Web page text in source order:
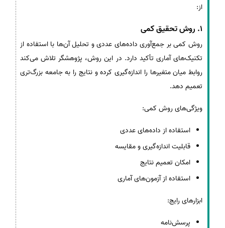
از:
1. روش تحقیق کمی
روش کمی بر جمع‌آوری داده‌های عددی و تحلیل آن‌ها با استفاده از
تکنیک‌های آماری تأکید دارد. در این روش، پژوهشگر تلاش می‌کند
روابط میان متغیرها را اندازه‌گیری کرده و نتایج را به جامعه بزرگ‌تری
تعمیم دهد.
ویژگی‌های روش کمی:
استفاده از داده‌های عددی
قابلیت اندازه‌گیری و مقایسه
امکان تعمیم نتایج
استفاده از آزمون‌های آماری
ابزارهای رایج:
پرسش‌نامه